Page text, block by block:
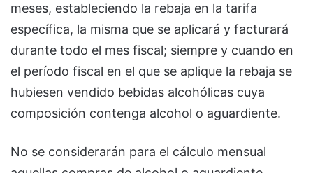
meses, estableciendo la rebaja en la tarifa
específica, la misma que se aplicará y facturará
durante todo el mes fiscal; siempre y cuando en
el período fiscal en el que se aplique la rebaja se
hubiesen vendido bebidas alcohólicas cuya
composición contenga alcohol o aguardiente.
No se considerarán para el cálculo mensual